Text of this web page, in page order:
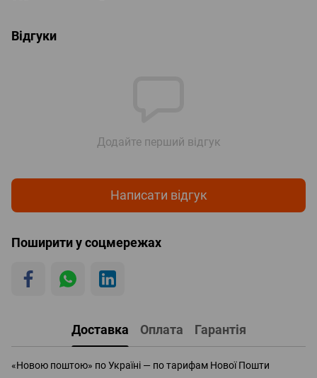
Відгуки
Додайте перший відгук
Написати відгук
Поширити у соцмережах
Доставка Оплата Гарантія
«Новою поштою» по Україні — по тарифам Нової Пошти